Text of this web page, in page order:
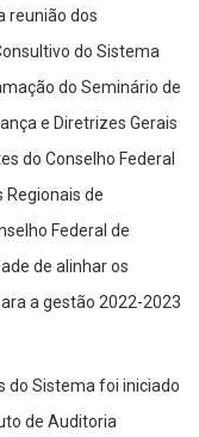
reunião dos
do Sistema
do Seminário de
e Diretrizes Gerais
do Conselho Federal
Regionais de
Federal de
de alinhar os
a gestão 2022-2023
do Sistema foi iniciado
de Auditoria